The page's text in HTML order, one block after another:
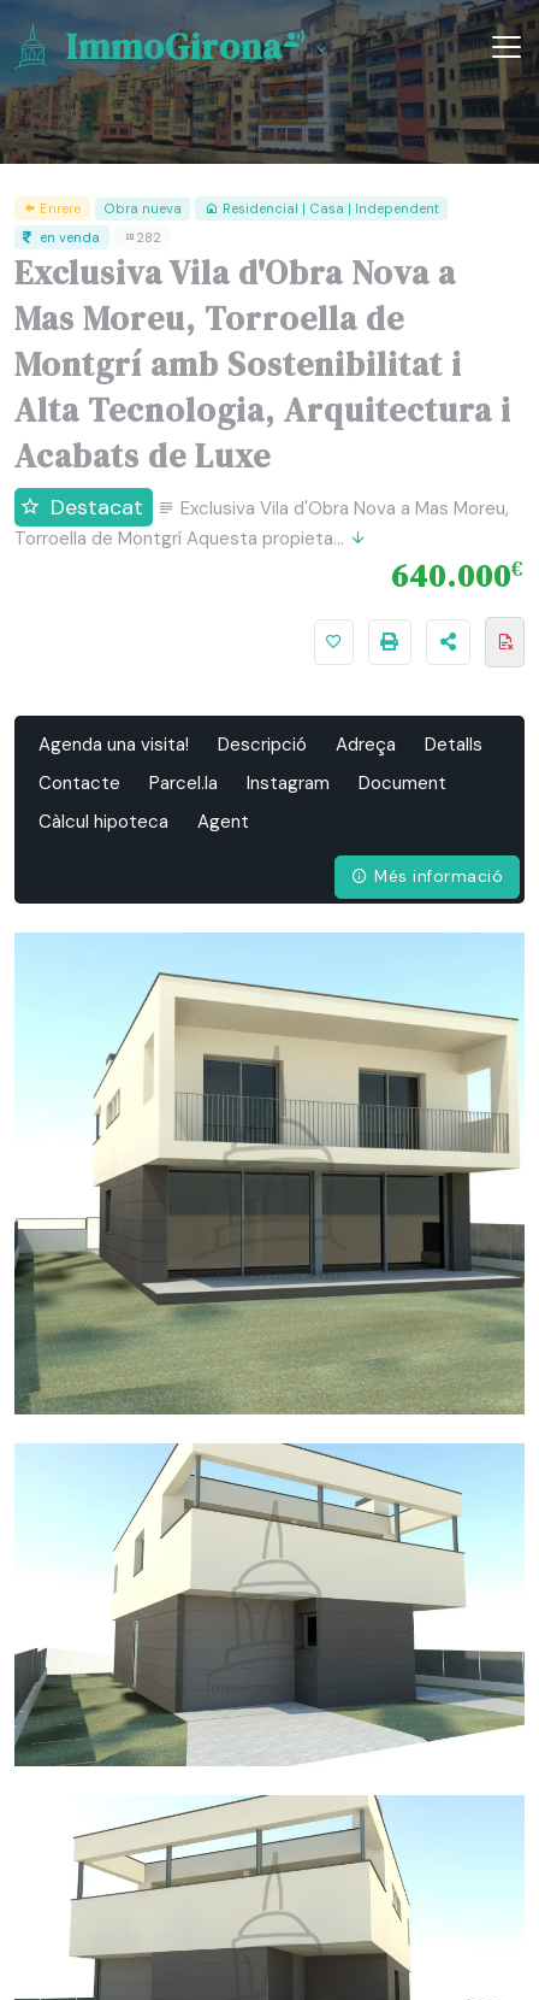
ImmoGirona
Enrere Obra nueva
Residencial | Casa | Independent
en venda
282
Exclusiva Vila d'Obra Nova a
Mas Moreu, Torroella de
Montgrí amb Sostenibilitat i
Alta Tecnologia, Arquitectura i
Acabats de Luxe
Destacat
Exclusiva Vila d'Obra Nova a Mas Moreu,
Torroella de Montgrí Aquesta propieta...
640.000€
Agenda una visita! Descripció Adreça
Detalls
Contacte
Parcel.la Instagram
Document
Càlcul hipoteca
Agent
Més informació